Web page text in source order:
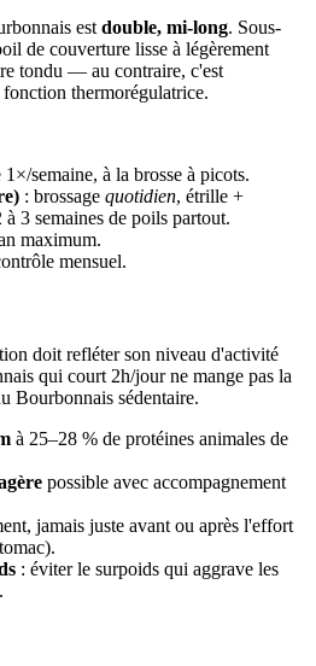
est double, mi-long. Sous-
de couverture lisse à légèrement
tondu — au contraire, c'est
thermorégulatrice.
1×/semaine, à la brosse à picots.
: brossage quotidien, étrille +
3 semaines de poils partout.
maximum.
mensuel.
doit refléter son niveau d'activité
qui court 2h/jour ne mange pas la
Bourbonnais sédentaire.
à 25–28 % de protéines animales de
possible avec accompagnement
jamais juste avant ou après l'effort
: éviter le surpoids qui aggrave les